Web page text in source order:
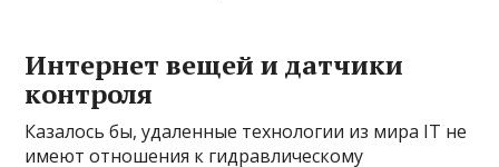
Интернет вещей и датчики
контроля
Казалось бы, удаленные технологии из мира IT не
имеют отношения к гидравлическому